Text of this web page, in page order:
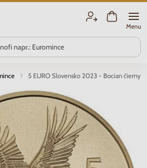
Menu
5 EURO Slovensko 2023 - Bocian čierny